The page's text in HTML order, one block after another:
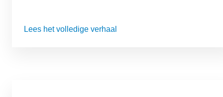
Lees het volledige verhaal